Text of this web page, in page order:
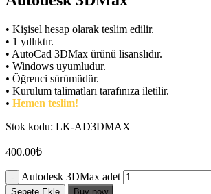
• Kişisel hesap olarak teslim edilir.
• 1 yıllıktır.
• AutoCad 3DMax ürünü lisanslıdır.
• Windows uyumludur.
• Öğrenci sürümüdür.
• Kurulum talimatları tarafınıza iletilir.
• Hemen teslim!
Stok kodu: LK-AD3DMAX
400.00₺
Autodesk 3DMax adet
Sepete Ekle Buy now